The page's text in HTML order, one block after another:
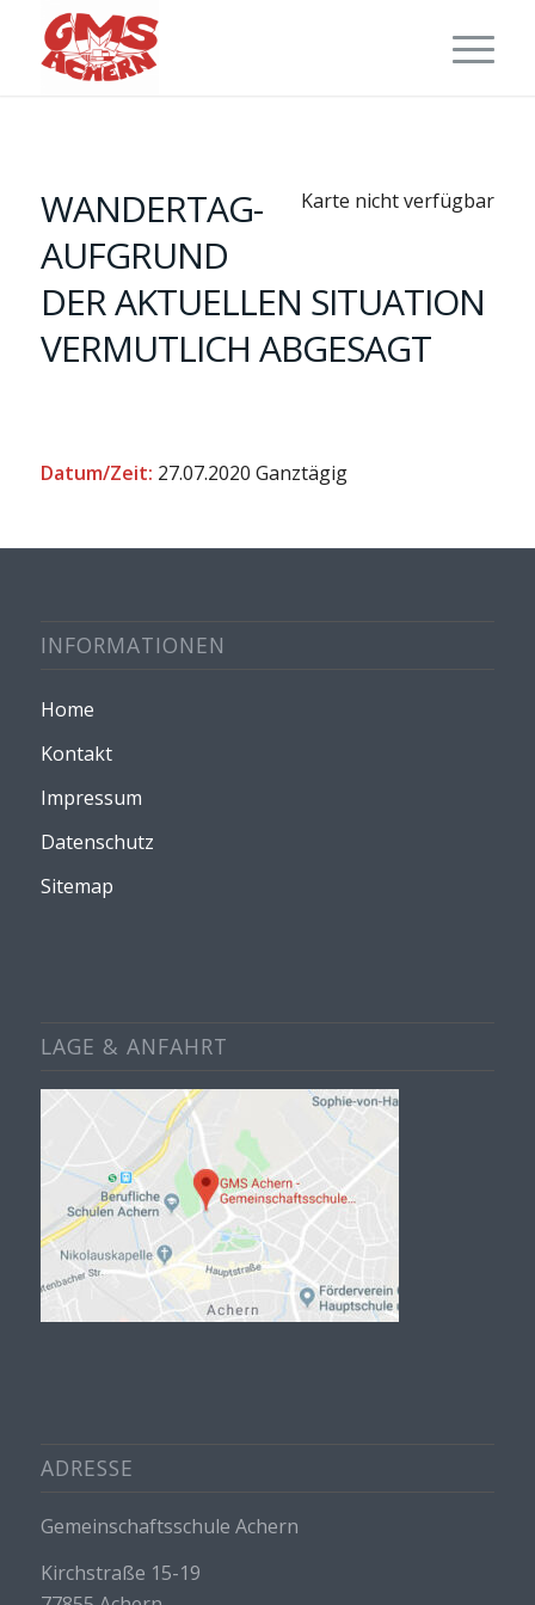
Karte nicht verfügbar
WANDERTAG-
AUFGRUND
DER AKTUELLEN SITUATION
VERMUTLICH ABGESAGT
Datum/Zeit: 27.07.2020 Ganztägig
INFORMATIONEN
Home
Kontakt
Impressum
Datenschutz
Sitemap
LAGE & ANFAHRT
ADRESSE
Gemeinschaftsschule Achern
Kirchstraße 15-19